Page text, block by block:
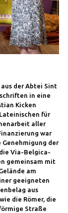
der Abtei Sint
in eine
Kicken
für
aller
war
Genehmigung der
Via-Belgica-
gemeinsam mit
am
geeigneten
aus
die Römer, die
Straße